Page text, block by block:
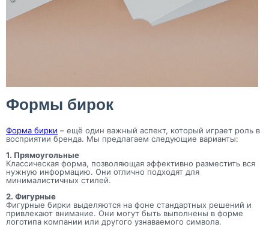
Формы бирок
Форма бирки – ещё один важный аспект, который играет роль в
восприятии бренда. Мы предлагаем следующие варианты:
1. Прямоугольные
Классическая форма, позволяющая эффективно разместить вся
нужную информацию. Они отлично подходят для
минималистичных стилей.
2. Фигурные
Фигурные бирки выделяются на фоне стандартных решений и
привлекают внимание. Они могут быть выполнены в форме
логотипа компании или другого узнаваемого символа.